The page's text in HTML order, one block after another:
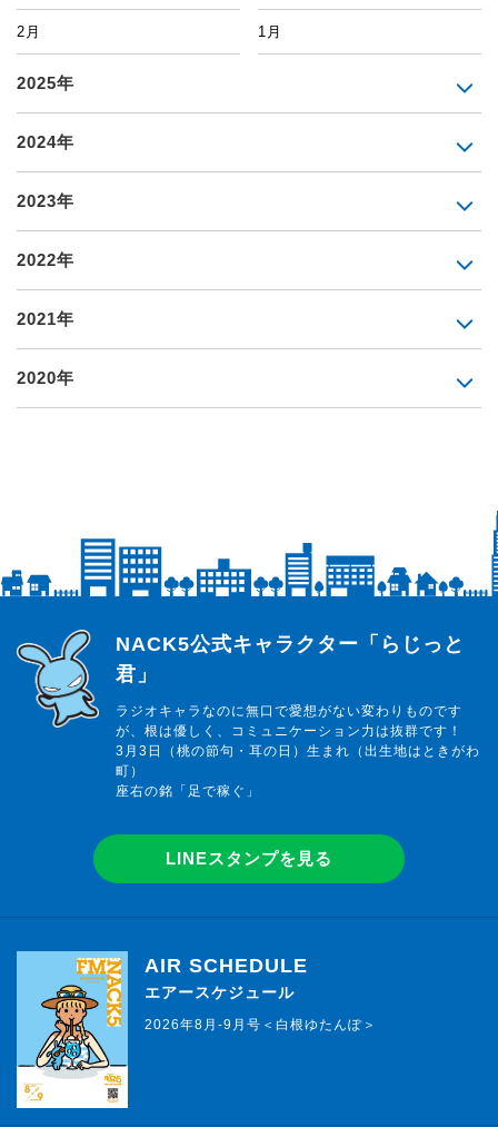
2月 1月
2025年
2024年
2023年
2022年
2021年
2020年
らじっと君
NACK5公式キャラクター「らじっと
君」
ラジオキャラなのに無口で愛想がない変わりものです
が、根は優しく、コミュニケーション力は抜群です！
3月3日（桃の節句・耳の日）生まれ（出生地はときがわ
町）
座右の銘「足で稼ぐ」
LINEスタンプを見る
AIR SCHEDULE
エアースケジュール
2026年8月-9月号＜白根ゆたんぽ＞